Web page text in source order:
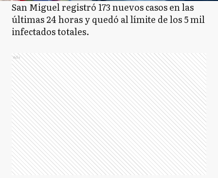
San Miguel registró 173 nuevos casos en las
últimas 24 horas y quedó al límite de los 5 mil
infectados totales.
Ads